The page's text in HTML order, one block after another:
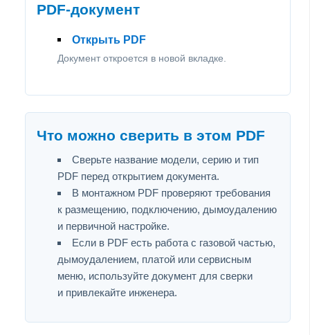
PDF-документ
Открыть PDF
Документ откроется в новой вкладке.
Что можно сверить в этом PDF
Сверьте название модели, серию и тип
PDF перед открытием документа.
В монтажном PDF проверяют требования
к размещению, подключению, дымоудалению
и первичной настройке.
Если в PDF есть работа с газовой частью,
дымоудалением, платой или сервисным
меню, используйте документ для сверки
и привлекайте инженера.